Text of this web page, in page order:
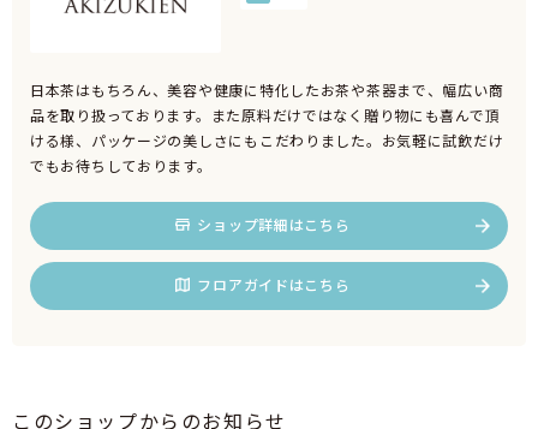
日本茶はもちろん、美容や健康に特化したお茶や茶器まで、幅広い商
品を取り扱っております。また原料だけではなく贈り物にも喜んで頂
ける様、パッケージの美しさにもこだわりました。お気軽に試飲だけ
でもお待ちしております。
ショップ詳細はこちら
フロアガイドはこちら
このショップからのお知らせ